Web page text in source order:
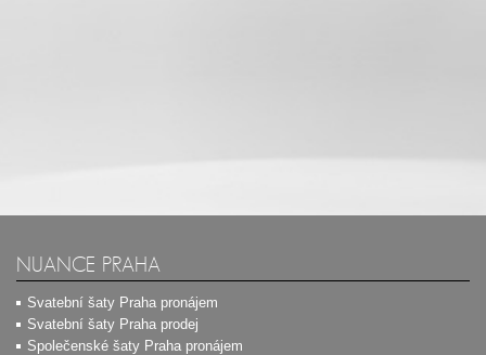
NUANCE PRAHA
Svatební šaty Praha pronájem
Svatební šaty Praha prodej
Společenské šaty Praha pronájem